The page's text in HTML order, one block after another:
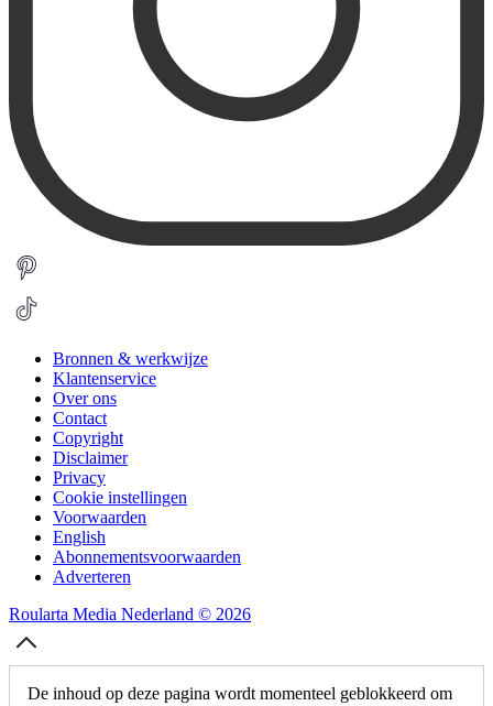
Bronnen & werkwijze
Klantenservice
Over ons
Contact
Copyright
Disclaimer
Privacy
Cookie instellingen
Voorwaarden
English
Abonnementsvoorwaarden
Adverteren
Roularta Media Nederland © 2026
De inhoud op deze pagina wordt momenteel geblokkeerd om